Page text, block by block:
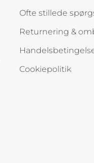
Ofte stillede
Returnering &
Cookiepolitik